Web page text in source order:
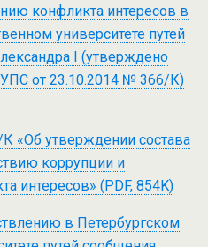
конфликта интересов в
университете путей
I (утверждено
от 23.10.2014 № 366/К)
«Об утверждении состава
коррупции и
интересов» (PDF, 854K)
в Петербургском